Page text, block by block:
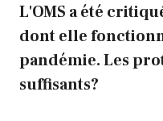
L'OMS a été
dont elle
pandémie. Les
suffisants?